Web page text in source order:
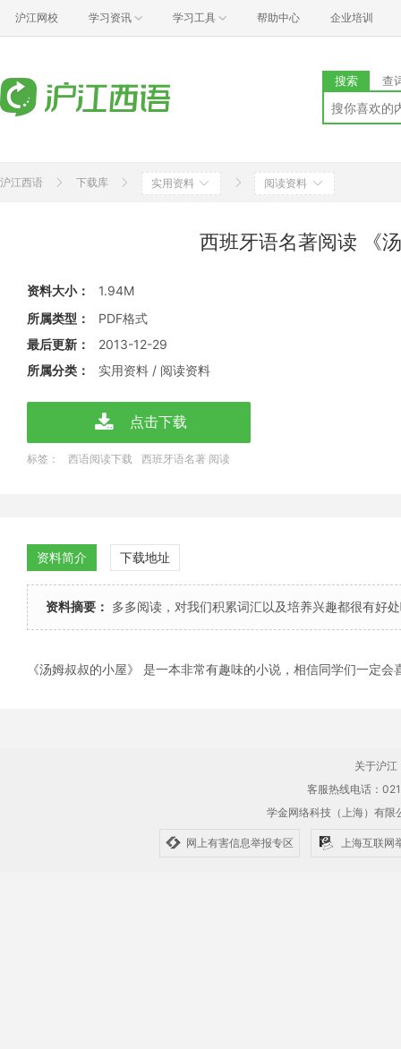
沪江网校 学习资讯 学习工具 帮助中心 企业培训
搜索 查
沪江西语 下载库 实用资料 阅读资料
西班牙语名著阅读 《
资料大小：
1.94M
所属类型：
PDF格式
最后更新：
2013-12-29
所属分类：
实用资料 / 阅读资料
点击下载
标签： 西语阅读下载 西班牙语名著 阅读
资料简介 下载地址
资料摘要： 多多阅读，对我们积累词汇以及培养兴趣都很有好
《汤姆叔叔的小屋》 是一本非常有趣味的小说，相信同学们一定会
关于沪江
客服热线电话：
学金网络科技（上海）有
网上有害信息举报专区 上海互联网